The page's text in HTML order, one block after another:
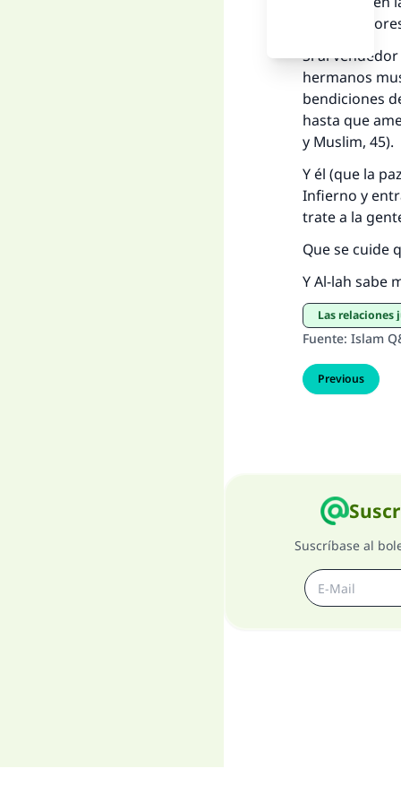
de las
Si al
hermanos
bendiciones
hasta que
y Muslim, 45).
Y él (que la
Infierno y
trate a la
Que se cuide
Y Al-lah sabe
Las
Fuente: Islam
Previous
Suscríbase al